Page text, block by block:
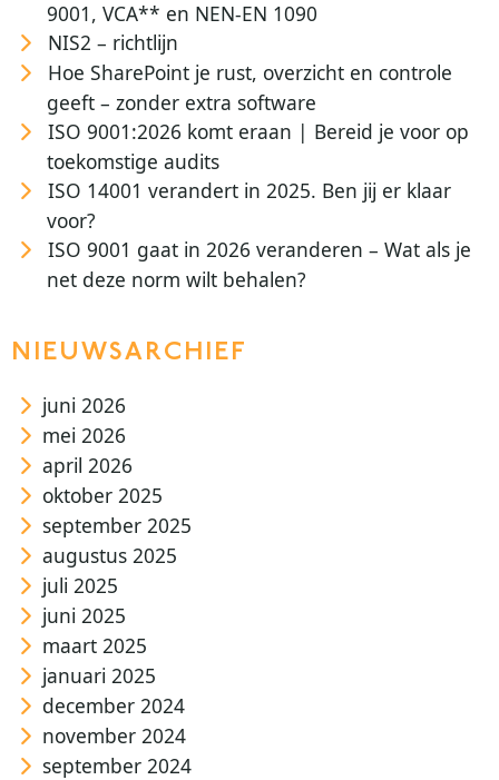
9001, VCA** en NEN-EN 1090
NIS2 – richtlijn
Hoe SharePoint je rust, overzicht en controle
geeft – zonder extra software
ISO 9001:2026 komt eraan | Bereid je voor op
toekomstige audits
ISO 14001 verandert in 2025. Ben jij er klaar
voor?
ISO 9001 gaat in 2026 veranderen – Wat als je
net deze norm wilt behalen?
NIEUWSARCHIEF
juni 2026
mei 2026
april 2026
oktober 2025
september 2025
augustus 2025
juli 2025
juni 2025
maart 2025
januari 2025
december 2024
november 2024
september 2024